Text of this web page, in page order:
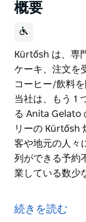
概要
Kürtősh は、専
ケーキ、注文を
コーヒー/飲料
当社は、もう 1
る Anita Gelato
リーの Kürtősh
客や地元の人々
列ができる予約
業している数少
ケーキ、注文を
続きを読む